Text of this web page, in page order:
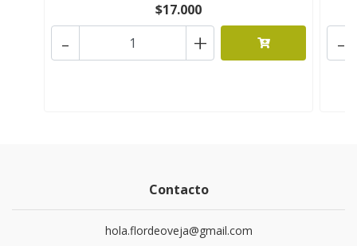
$17.000
+
- -
Contacto
hola.flordeoveja@gmail.com